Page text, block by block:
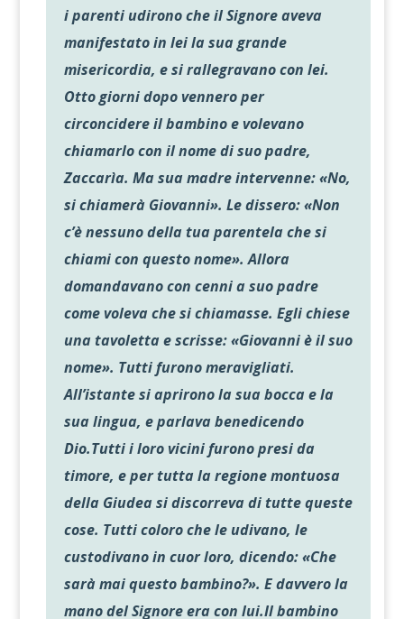
i parenti udirono che il Signore aveva
manifestato in lei la sua grande
misericordia, e si rallegravano con lei.
Otto giorni dopo vennero per
circoncidere il bambino e volevano
chiamarlo con il nome di suo padre,
Zaccarìa. Ma sua madre intervenne: «No,
si chiamerà Giovanni». Le dissero: «Non
c’è nessuno della tua parentela che si
chiami con questo nome». Allora
domandavano con cenni a suo padre
come voleva che si chiamasse. Egli chiese
una tavoletta e scrisse: «Giovanni è il suo
nome». Tutti furono meravigliati.
All’istante si aprirono la sua bocca e la
sua lingua, e parlava benedicendo
Dio.Tutti i loro vicini furono presi da
timore, e per tutta la regione montuosa
della Giudea si discorreva di tutte queste
cose. Tutti coloro che le udivano, le
custodivano in cuor loro, dicendo: «Che
sarà mai questo bambino?». E davvero la
mano del Signore era con lui.Il bambino